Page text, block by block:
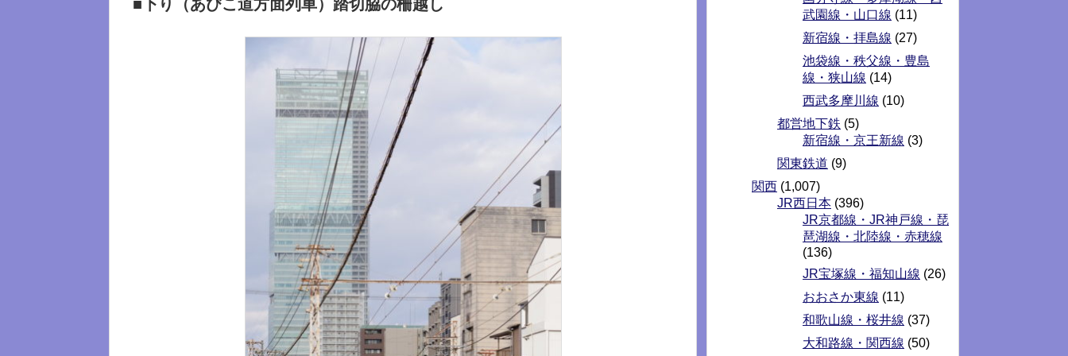
■下り（あびこ道方面列車）踏切脇の柵越し
武園線・山口線 (11)
新宿線・拝島線 (27)
池袋線・秩父線・豊島
線・狭山線 (14)
西武多摩川線 (10)
都営地下鉄 (5)
新宿線・京王新線 (3)
関東鉄道 (9)
関西 (1,007)
JR西日本 (396)
JR京都線・JR神戸線・琵
琶湖線・北陸線・赤穂線
(136)
JR宝塚線・福知山線 (26)
おおさか東線 (11)
和歌山線・桜井線 (37)
大和路線・関西線 (50)